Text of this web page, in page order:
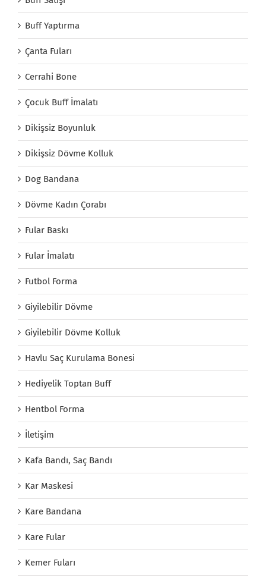
Buff Yaptırma
Çanta Fuları
Cerrahi Bone
Çocuk Buff İmalatı
Dikişsiz Boyunluk
Dikişsiz Dövme Kolluk
Dog Bandana
Dövme Kadın Çorabı
Fular Baskı
Fular İmalatı
Futbol Forma
Giyilebilir Dövme
Giyilebilir Dövme Kolluk
Havlu Saç Kurulama Bonesi
Hediyelik Toptan Buff
Hentbol Forma
İletişim
Kafa Bandı, Saç Bandı
Kar Maskesi
Kare Bandana
Kare Fular
Kemer Fuları